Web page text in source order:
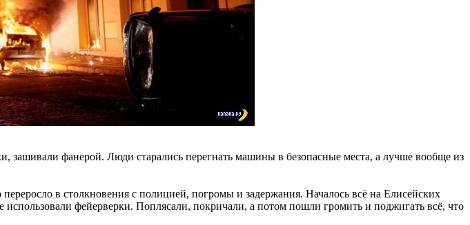
зашивали фанерой. Люди старались перегнать машины в безопасные места, а лучше вообще из
в столкновения с полицией, погромы и задержания. Началось всё на Елисейских
фейерверки. Поплясали, покричали, а потом пошли громить и поджигать всё, что